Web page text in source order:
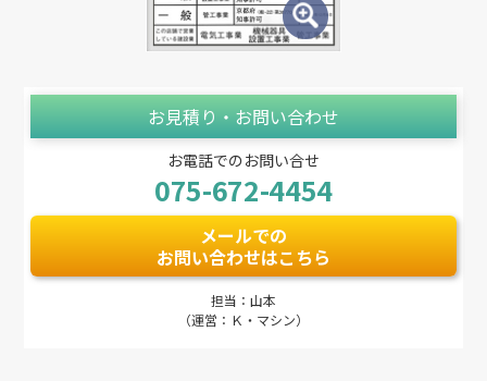
お見積り・お問い合わせ
お電話でのお問い合せ
075-672-4454
メールでの
お問い合わせはこちら
担当：山本
（運営：Ｋ・マシン）